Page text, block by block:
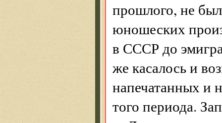
прошлого, не
юношеских
в СССР до
же касалось и
напечатанных и
того периода.